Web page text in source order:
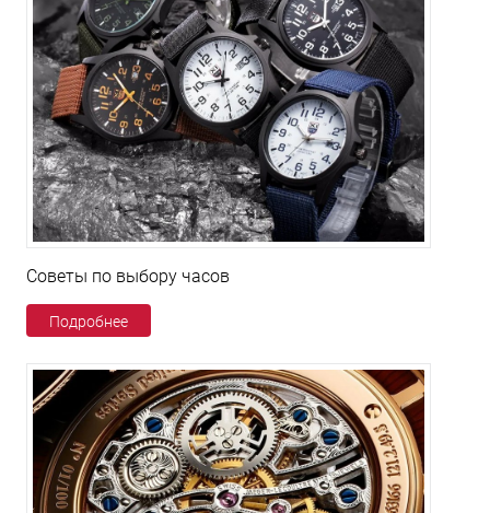
Советы по выбору часов
Подробнее